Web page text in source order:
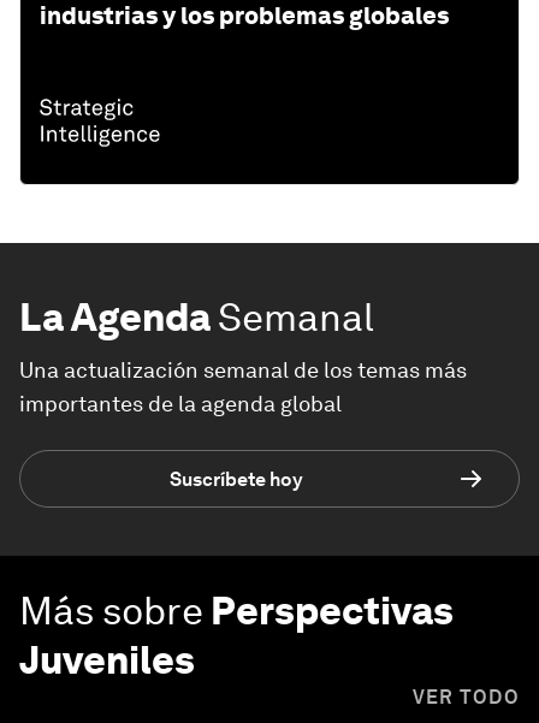
industrias y los problemas globales
La AgendaSemanal
Una actualización semanal de los temas más
importantes de la agenda global
Suscríbete hoy
Más sobre Perspectivas
Juveniles
VER TODO